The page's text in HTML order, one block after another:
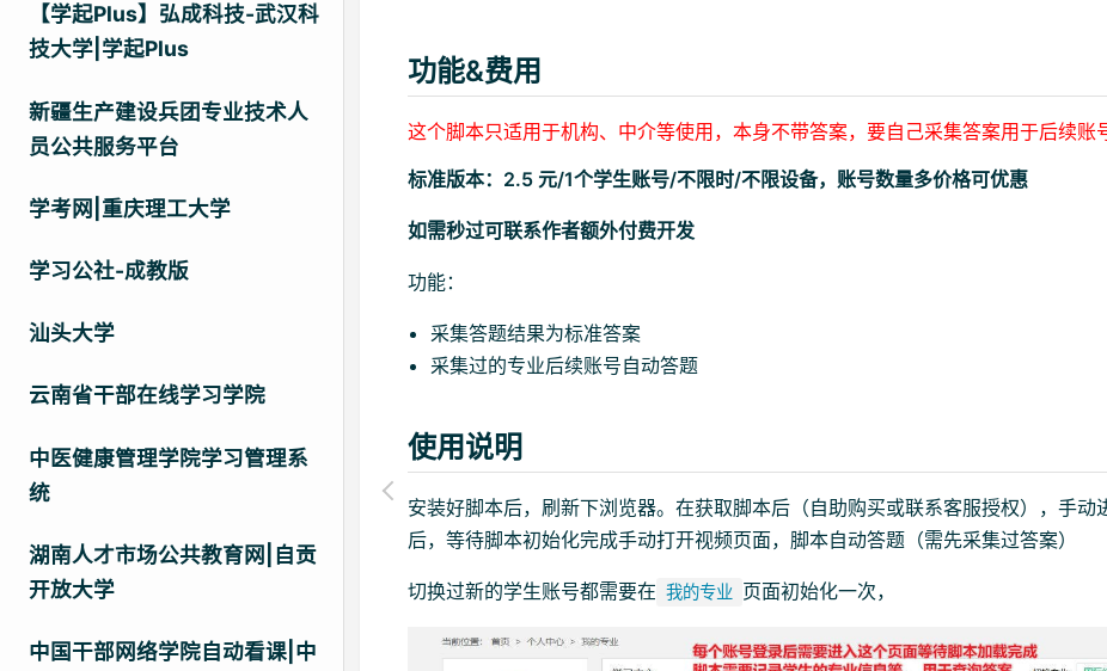
【学起Plus】弘成科技-武汉科
技大学|学起Plus
新疆生产建设兵团专业技术人
员公共服务平台
学考网|重庆理工大学
学习公社-成教版
汕头大学
云南省干部在线学习学院
中医健康管理学院学习管理系
统
湖南人才市场公共教育网|自贡
开放大学
中国干部网络学院自动看课|中
功能&费用
这个脚本只适用于机构、中介等使用，本身不带答案，要自己采集答案用于后续账
标准版本：2.5 元/1个学生账号/不限时/不限设备，账号数量多价格可优惠
如需秒过可联系作者额外付费开发
功能：
采集答题结果为标准答案
采集过的专业后续账号自动答题
使用说明
安装好脚本后，刷新下浏览器。在获取脚本后（自助购买或联系客服授权），手动
后，等待脚本初始化完成手动打开视频页面，脚本自动答题（需先采集过答案）
切换过新的学生账号都需要在 我的专业 页面初始化一次，